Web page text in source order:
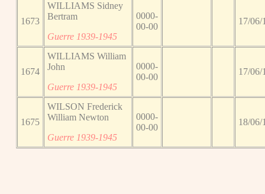
1673
WILLIAMS Sidney
Bertram
Guerre 1939-1945
0000-
00-00
17/06/
1674
WILLIAMS William
John
Guerre 1939-1945
0000-
00-00
17/06/
1675
WILSON Frederick
William Newton
Guerre 1939-1945
0000-
00-00
18/06/